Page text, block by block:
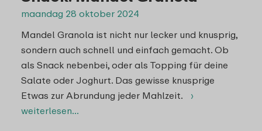
maandag 28 oktober 2024
Mandel Granola ist nicht nur lecker und knusprig,
sondern auch schnell und einfach gemacht. Ob
als Snack nebenbei, oder als Topping für deine
Salate oder Joghurt. Das gewisse knusprige
Etwas zur Abrundung jeder Mahlzeit.
›
weiterlesen…